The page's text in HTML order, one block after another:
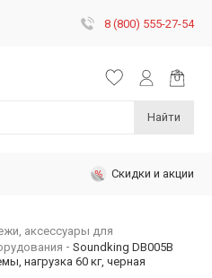
8 (800) 555-27-54
Найти
Скидки и акции
аксессуары для
Soundking DB005B
нагрузка 60 кг, черная